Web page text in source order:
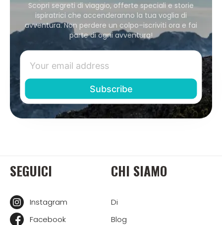
Scopri segreti di viaggio, offerte speciali e storie
ispiratrici che accenderanno la tua voglia di
avventura. Non perdere un colpo–iscriviti ora e fai
parte di ogni avventura!
SEGUICI
Instagram
Facebook
CHI SIAMO
Di
Blog